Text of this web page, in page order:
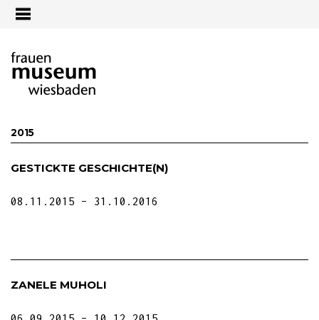
2015
GESTICKTE GESCHICHTE(N)
08.11.2015 31.10.2016
ZANELE MUHOLI